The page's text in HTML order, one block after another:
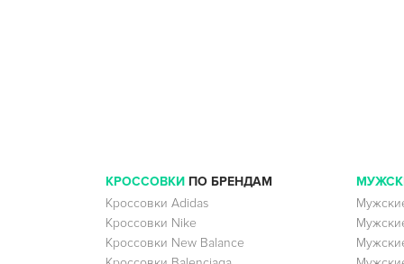
КРОССОВКИ ПО БРЕНДАМ
Кроссовки Adidas
Кроссовки Nike
Кроссовки New Balance